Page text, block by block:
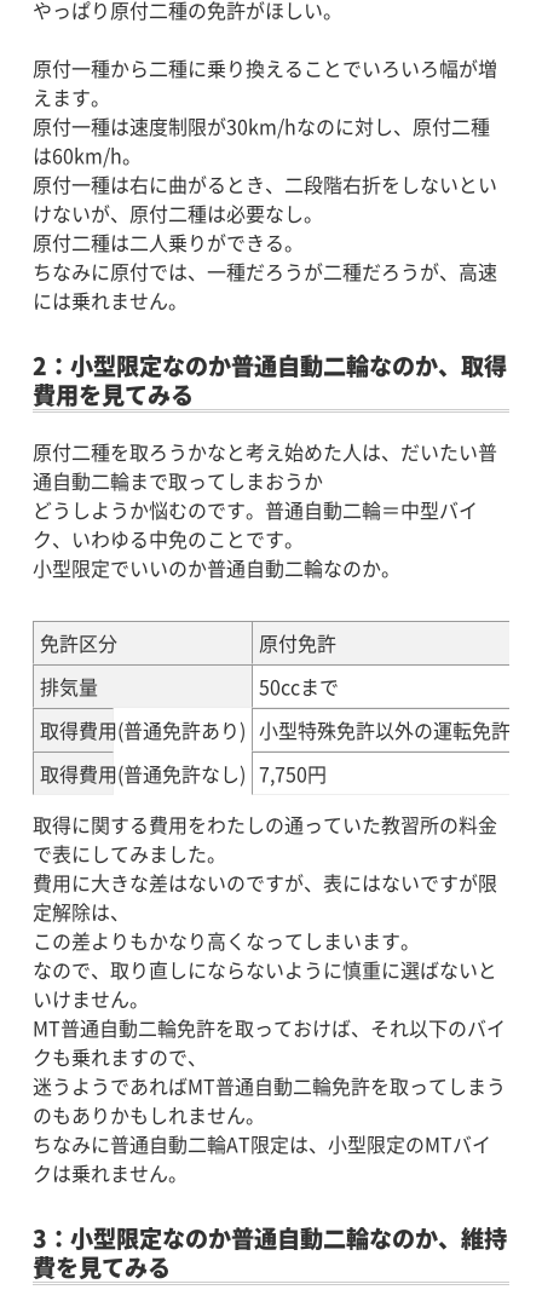
やっぱり原付二種の免許がほしい。
原付一種から二種に乗り換えることでいろいろ幅が増
えます。
原付一種は速度制限が30km/hなのに対し、原付二種
は60km/h。
原付一種は右に曲がるとき、二段階右折をしないとい
けないが、原付二種は必要なし。
原付二種は二人乗りができる。
ちなみに原付では、一種だろうが二種だろうが、高速
には乗れません。
2：小型限定なのか普通自動二輪なのか、取得
費用を見てみる
原付二種を取ろうかなと考え始めた人は、だいたい普
通自動二輪まで取ってしまおうか
どうしようか悩むのです。普通自動二輪＝中型バイ
ク、いわゆる中免のことです。
小型限定でいいのか普通自動二輪なのか。
免許区分
排気量
取得費用(普通免許あり)
取得費用(普通免許なし)
原付免許
50ccまで
小型特殊免許以外の運転免許に
7,750円
取得に関する費用をわたしの通っていた教習所の料金
で表にしてみました。
費用に大きな差はないのですが、表にはないですが限
定解除は、
この差よりもかなり高くなってしまいます。
なので、取り直しにならないように慎重に選ばないと
いけません。
MT普通自動二輪免許を取っておけば、それ以下のバイ
クも乗れますので、
迷うようであればMT普通自動二輪免許を取ってしまう
のもありかもしれません。
ちなみに普通自動二輪AT限定は、小型限定のMTバイ
クは乗れません。
3：小型限定なのか普通自動二輪なのか、維持
費を見てみる